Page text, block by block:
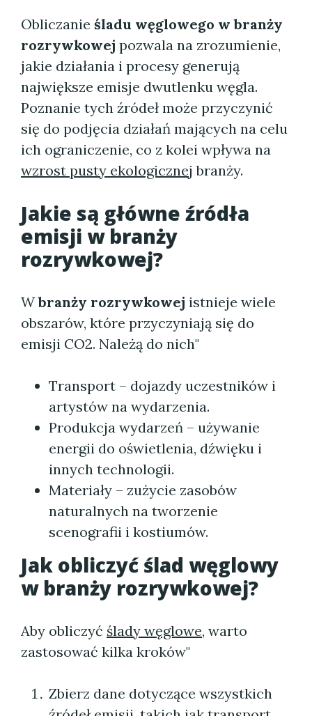
Obliczanie śladu węglowego w branży
rozrywkowej pozwala na zrozumienie,
jakie działania i procesy generują
największe emisje dwutlenku węgla.
Poznanie tych źródeł może przyczynić
się do podjęcia działań mających na celu
ich ograniczenie, co z kolei wpływa na
wzrost pusty ekologicznej branży.
Jakie są główne źródła
emisji w branży
rozrywkowej?
Wbranży rozrywkowej istnieje wiele
obszarów, które przyczyniają się do
emisji CO2. Należą do nich"
Transport – dojazdy uczestników i
artystów na wydarzenia.
Produkcja wydarzeń – używanie
energii do oświetlenia, dźwięku i
innych technologii.
Materiały – zużycie zasobów
naturalnych na tworzenie
scenografii i kostiumów.
Jak obliczyć ślad węglowy
w branży rozrywkowej?
Aby obliczyć ślady węglowe, warto
zastosować kilka kroków"
Zbierz dane dotyczące wszystkich